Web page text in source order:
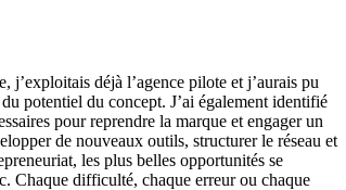
déjà l’agence pilote et j’aurais pu
potentiel du concept. J’ai également identifié
pour reprendre la marque et engager un
de nouveaux outils, structurer le réseau et
les plus belles opportunités se
Chaque difficulté, chaque erreur ou chaque